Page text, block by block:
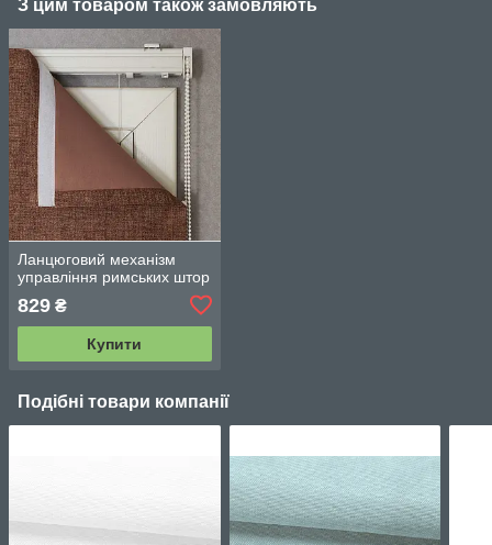
З цим товаром також замовляють
Ланцюговий механізм
управління римських штор
829 ₴
Купити
Подібні товари компанії